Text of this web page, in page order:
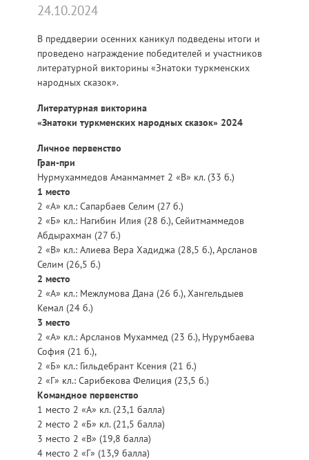
24.10.2024
В преддверии осенних каникул подведены итоги и
проведено награждение победителей и участников
литературной викторины «Знатоки туркменских
народных сказок».
Литературная викторина
«Знатоки туркменских народных сказок» 2024
Личное первенство
Гран-при
Нурмухаммедов Аманмаммет 2 «В» кл. (33 б.)
1 место
2 «А» кл.: Сапарбаев Селим (27 б.)
2 «Б» кл.: Нагибин Илия (28 б.), Сейитмаммедов
Абдырахман (27 б.)
2 «В» кл.: Алиева Вера Хадиджа (28,5 б.), Арсланов
Селим (26,5 б.)
2 место
2 «А» кл.: Межлумова Дана (26 б.), Хангельдыев
Кемал (24 б.)
3 место
2 «А» кл.: Арсланов Мухаммед (23 б.), Нурумбаева
София (21 б.),
2 «Б» кл.: Гильдебрант Ксения (21 б.)
2 «Г» кл.: Сарибекова Фелиция (23,5 б.)
Командное первенство
1 место 2 «А» кл. (23,1 балла)
2 место 2 «Б» кл. (21,5 балла)
3 место 2 «В» (19,8 балла)
4 место 2 «Г» (13,9 балла)